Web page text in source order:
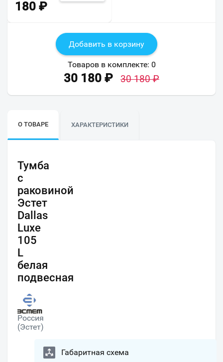
180 ₽
Добавить в корзину
Товаров в комплекте: 0
30 180 ₽ 30 180₽
О ТОВАРЕ ХАРАКТЕРИСТИКИ
Тумба
с
раковиной
Эстет
Dallas
Luxe
105
L
белая
подвесная
Россия
(Эстет)
Габаритная схема